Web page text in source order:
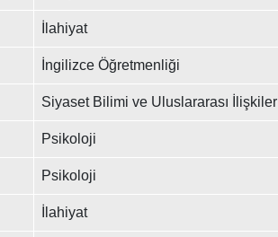
İlahiyat
İngilizce Öğretmenliği
Siyaset Bilimi ve Uluslararası İlişkiler
Psikoloji
Psikoloji
İlahiyat